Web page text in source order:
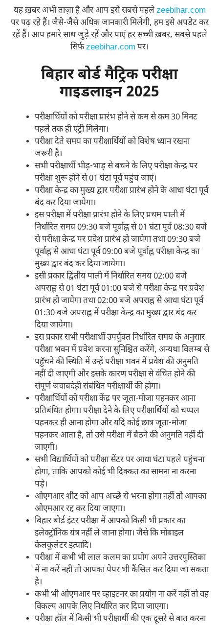
यह ख़बर अभी ताज़ा है और आप इसे सबसे पहलेzeebihar.com
पर पढ़ रहे हैं। जैसे-जैसे अधिक जानकारी मिलेगी, हम इसे अपडेट कर
रहें हैं। आप हमारे साथ जुड़े रहें और पाएं हर सच्ची ख़बर, सबसे पहले
सिर्फzeebihar.com पर।
बिहार बोर्ड मैट्रिक परीक्षा
गाइडलाइन 2025
परीक्षार्थियों को परीक्षा प्रारंभ होने से कम से कम 30 मिनट
पहले तक ही एंट्री मिलेगा।
परीक्षा देते समय का परीक्षार्थियों को विशेष ध्यान रखना
जरूरी है।
सभी परीक्षार्थी भीड़-भाड़ से बचने के लिए परीक्षा केन्द्र पर
परीक्षा शुरू होने से 01 घंटा पूर्व पहुंच जाएं।
परीक्षा केन्द्र का मुख्य द्वार परीक्षा प्रारंभ होने के आधा घंटा पूर्व
बंद कर दिया जायेगा।
इस परीक्षा में परीक्षा प्रारंभ होने के लिए प्रथम पाली में
निर्धारित समय 09:30 बजे पूर्वाह्न से 01 घंटा पूर्व 08:30 बजे
से परीक्षा केन्द्र पर प्रवेश प्रारंभ हो जायेगा तथा 09:30 बजे
पूर्वाह्न से आधा घंटा पूर्व 09:00 बजे पूर्वाह्न परीक्षा केन्द्र का
मुख्य द्वार बंद कर दिया जायेगा।
इसी प्रकार द्वितीय पाली में निर्धारित समय 02:00 बजे
अपराह्न से 01 घंटा पूर्व 01:00 बजे से परीक्षा केन्द्र पर प्रवेश
प्रारंभ हो जायेगा तथा 02:00 बजे अपराह्न से आधा घंटा पूर्व
01:30 बजे अपराह्न में परीक्षा केन्द्र का मुख्य द्वार बंद कर
दिया जायेगा।
इस प्रकार सभी परीक्षार्थी उपर्युक्त निर्धारित समय के अनुसार
परीक्षा भवन में प्रवेश करना सुनिश्चित करेंगे, अन्यथा विलम्ब से
पहुँचने की स्थिति में उन्हें परीक्षा भवन में प्रवेश की अनुमति
नहीं दी जाएगी और इसके कारण परीक्षा से वंचित होने की
संपूर्ण जवाबदेही संबंधित परीक्षार्थी की होगा।
परीक्षार्थियों को परीक्षा केंद्र पर जूता-मोजा पहनकर आना
प्रतिबंधित होगा। परीक्षा देने के लिए परीक्षार्थियों को चप्पल
पहनकर ही आना होगा और यदि कोई छात्र जूता-मोजा
पहनकर आता है, तो उसे परीक्षा में बैठने की अनुमति नहीं दी
जाएगी।
सभी विद्यार्थियों को परीक्षा सेंटर पर आधा घंटा पहले पहुंचना
होगा, ताकि आपको कोई भी दिक्कत का सामना ना करना
पड़े।
ओएमआर शीट को आप अच्छे से भरना होगा नहीं तो आपका
ओएमआर रद्द कर दिया जाएगा।
बिहार बोर्ड इंटर परीक्षा में आपको किसी भी प्रकार का
इलेक्ट्रॉनिक यंत्र नहीं ले जाना होगा। जैसे कि मोबाइल
केलकुलेटर इत्यादि।
परीक्षा में कभी भी लाल कलम का प्रयोग अपने उत्तरपुस्तिका
में ना करें नहीं तो आपका पेपर भी कैंसिल कर दिया जा सकता
है।
कभी भी ओएमआर पर व्हाइटनर का प्रयोग ना करें नहीं तो वह
विकल्प आपके लिए निर्धारित कर दिया जाएगा।
परीक्षा हॉल में किसी भी परीक्षार्थी की एक दूसरे से बात करना